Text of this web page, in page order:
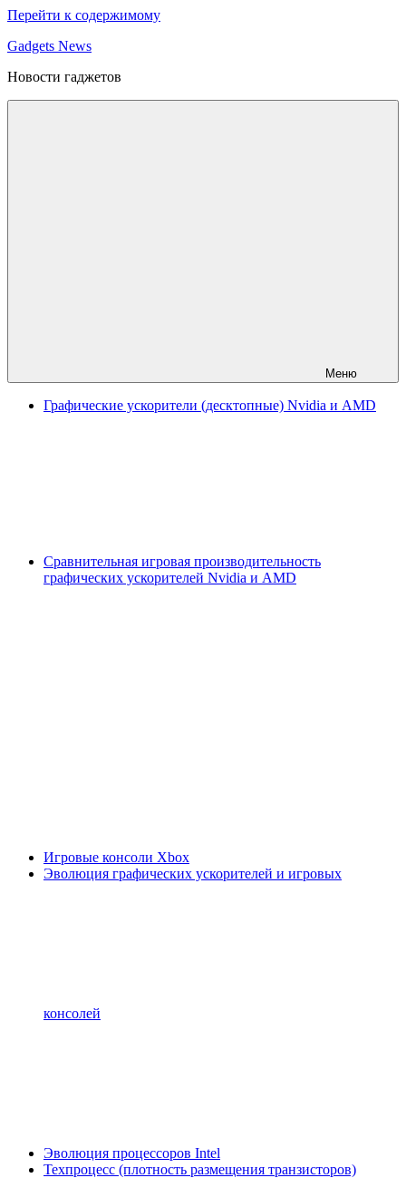
Перейти к содержимому
Gadgets News
Новости гаджетов
Меню
Графические ускорители (десктопные) Nvidia и AMD
Сравнительная игровая производительность
графических ускорителей Nvidia и AMD
Игровые консоли Xbox
Эволюция графических ускорителей и игровых
консолей
Эволюция процессоров Intel
Техпроцесс (плотность размещения транзисторов)